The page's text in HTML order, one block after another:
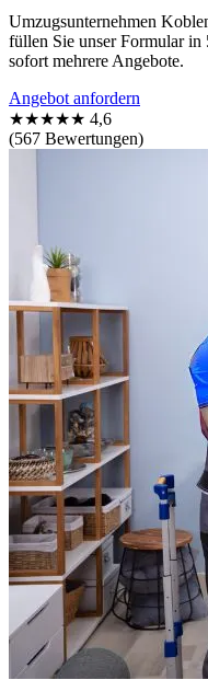
Umzugsunternehmen
füllen Sie unser Formular in
sofort mehrere Angebote.
Angebot anfordern
★★★★★ 4,6
(567 Bewertungen)